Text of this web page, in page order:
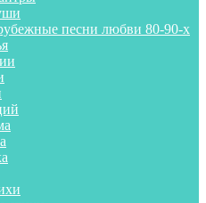
песни любви 80-90-х